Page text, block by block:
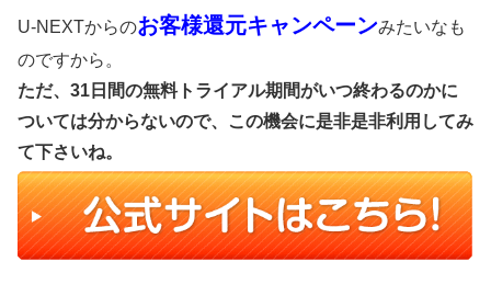
U-NEXTからのお客様還元キャンペーンみたいなも
のですから。
ただ、31日間の無料トライアル期間がいつ終わるのかに
ついては分からないので、この機会に是非是非利用してみ
て下さいね。